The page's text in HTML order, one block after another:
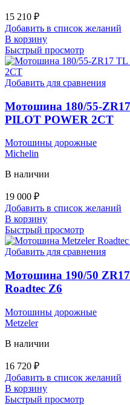
15 210 ₽
Добавить в список желаний
В корзину
Быстрый просмотр
Добавить для сравнения
Мотошина 180/55-
PILOT POWER 2CT
Мотошины дорожные
Michelin
В наличии
19 000 ₽
Добавить в список желаний
В корзину
Быстрый просмотр
Добавить для сравнения
Мотошина 190/50
Roadtec Z6
Мотошины дорожные
Metzeler
В наличии
16 720 ₽
Добавить в список желаний
В корзину
Быстрый просмотр